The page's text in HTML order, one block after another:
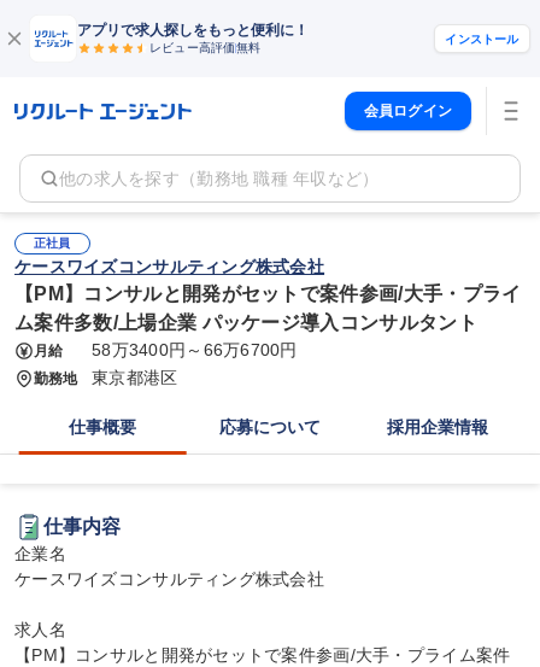
アプリで求人探しをもっと便利に！
レビュー高評価無料
インストール
会員ログイン
他の求人を探す（勤務地 職種 年収など）
正社員
ケースワイズコンサルティング株式会社
【PM】コンサルと開発がセットで案件参画/大手・プライ
ム案件多数/上場企業 パッケージ導入コンサルタント
月給 58万3400円～66万6700円
勤務地 東京都港区
仕事概要 応募について 採用企業情報
仕事内容
企業名
ケースワイズコンサルティング株式会社
求人名
【PM】コンサルと開発がセットで案件参画/大手・プライム案件